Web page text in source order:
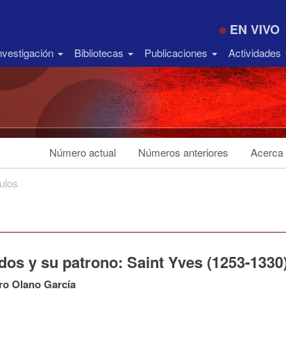
EN VIVO
Bibliotecas Publicaciones Actividades
Número actual Números anteriores Acerca
y su patrono: Saint Yves (1253-
Olano García